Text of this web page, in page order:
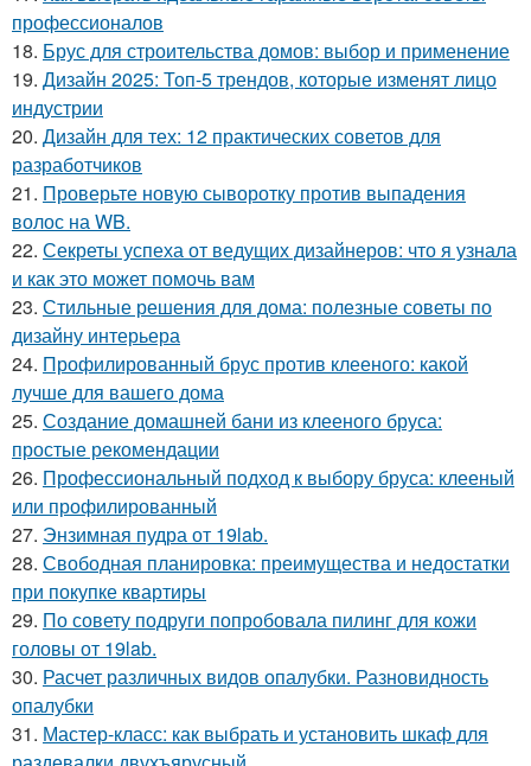
профессионалов
18. Брус для строительства домов: выбор и применение
19. Дизайн 2025: Топ-5 трендов, которые изменят лицо
индустрии
20. Дизайн для тех: 12 практических советов для
разработчиков
21. Проверьте новую сыворотку против выпадения
волос на WB.
22. Секреты успеха от ведущих дизайнеров: что я узнала
и как это может помочь вам
23. Стильные решения для дома: полезные советы по
дизайну интерьера
24. Профилированный брус против клееного: какой
лучше для вашего дома
25. Создание домашней бани из клееного бруса:
простые рекомендации
26. Профессиональный подход к выбору бруса: клееный
или профилированный
27. Энзимная пудра от 19lab.
28. Свободная планировка: преимущества и недостатки
при покупке квартиры
29. По совету подруги попробовала пилинг для кожи
головы от 19lab.
30. Расчет различных видов опалубки. Разновидность
опалубки
31. Мастер-класс: как выбрать и установить шкаф для